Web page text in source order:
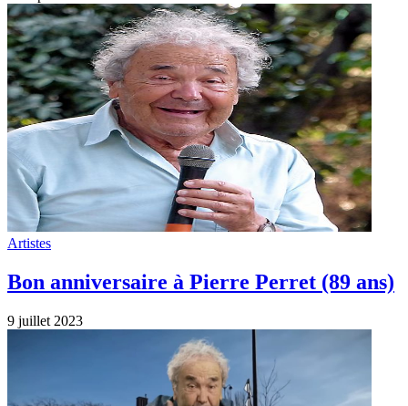
Artistes
Bon anniversaire à Pierre Perret (89 ans)
9 juillet 2023